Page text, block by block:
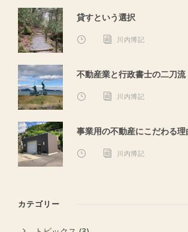
貸すという選択
川内博記
不動産業と行政書士の二刀流
川内博記
事業用の不動産にこだわる理
川内博記
カテゴリー